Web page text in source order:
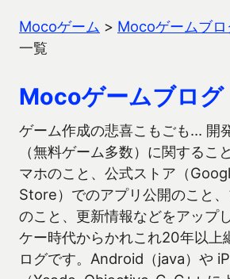
Mocoゲーム > Mocoゲームブロ
一覧
Mocoゲームブログ
ゲーム作成の悲喜こもごも… 開
（無料ゲーム多数）に関するこ
マホのこと、公式ストア（
Store）でのアプリ公開のこと
のこと、更新情報などをアップ
ケー時代からかれこれ20年以上
ログです。Android（java）や